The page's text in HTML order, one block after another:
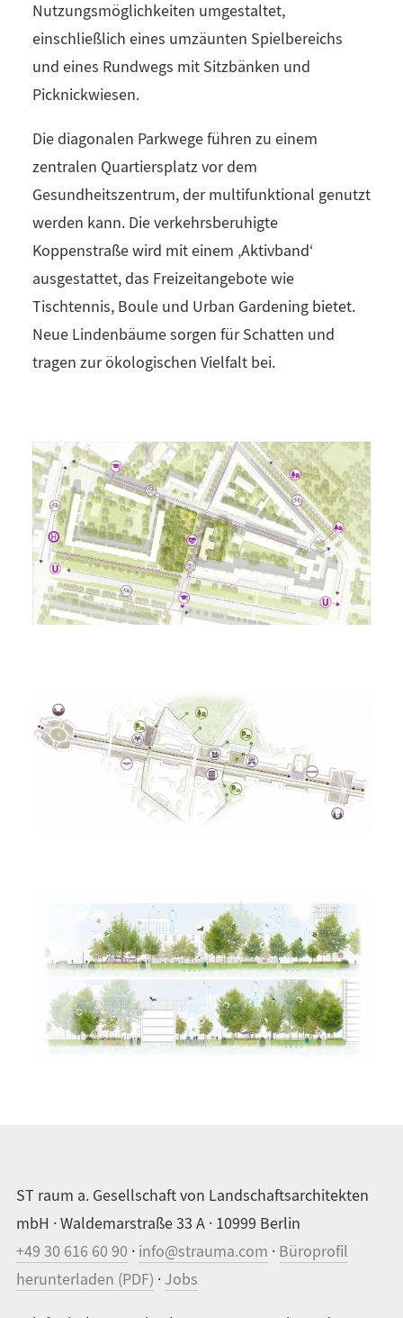
Nutzungsmöglichkeiten umgestaltet,
einschließlich eines umzäunten Spielbereichs
und eines Rundwegs mit Sitzbänken und
Picknickwiesen.
Die diagonalen Parkwege führen zu einem
zentralen Quartiersplatz vor dem
Gesundheitszentrum, der multifunktional genutzt
werden kann. Die verkehrsberuhigte
Koppenstraße wird mit einem ‚Aktivband‘
ausgestattet, das Freizeitangebote wie
Tischtennis, Boule und Urban Gardening bietet.
Neue Lindenbäume sorgen für Schatten und
tragen zur ökologischen Vielfalt bei.
ST raum a. Gesellschaft von Landschaftsarchitekten
mbH · Waldemarstraße 33 A · 10999 Berlin
+49 30 616 60 90 · info@strauma.com · Büroprofil
herunterladen (PDF) · Jobs